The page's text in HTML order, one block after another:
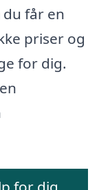
får en
priser og
for dig.